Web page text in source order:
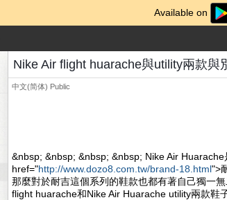
Available on
Nike Air flight huarache與utility兩款與
中文(简体) Public
&nbsp; &nbsp; &nbsp; &nbsp; Nike Air Huarache
href="http://www.dozo8.com.tw/brand-18.html">
那麼對於耐吉這個系列的鞋款也都有著自己獨一
flight huarache和Nike Air Huarache utility兩款鞋子